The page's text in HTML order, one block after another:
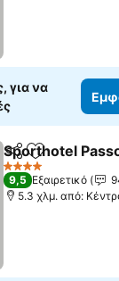
για να
Κοινοποίηση
Προσθήκη
Sporthotel
4 Αστέρια
9,5 Εξαιρετικό
5.3 χλμ. από: